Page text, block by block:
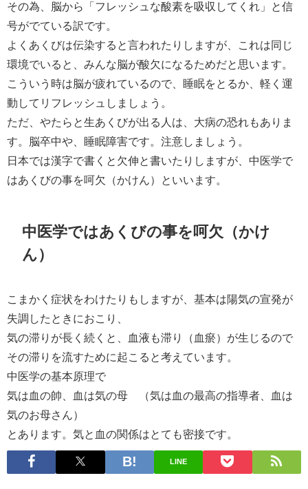
その為、脳から「フレッシュな酸素を吸収してくれ」と信
号がでている訳です。
よくあくびは伝染すると言われたりしますが、これは同じ
環境でいると、みんな脳が酸欠になるためだと思います。
こういう時は脳が疲れているので、睡眠をとるか、軽く運
動してリフレッシュしましょう。
ただ、やたらと生あくびが出る人は、大病の恐れもありま
す。脳卒中や、睡眠障害です。注意しましょう。
日本では漢字で書くと欠伸と書いたりしますが、中医学で
はあくびの事を呵欠（かけん）といいます。
中医学ではあくびの事を呵欠（かけ
ん）
こまかく症状をわけたりもしますが、基本は陽気の宣発が
失調したときにおこり、
気の滞りが長く続くと、血液も滞り（血瘀）が生じるので
その滞りを流すために起こると考えています。
中医学の基本原理で
気は血の帥、血は気の母 （気は血の最高の指導者、血は
気のお母さん）
とあります。気と血の関係はとても密接です。
LINE